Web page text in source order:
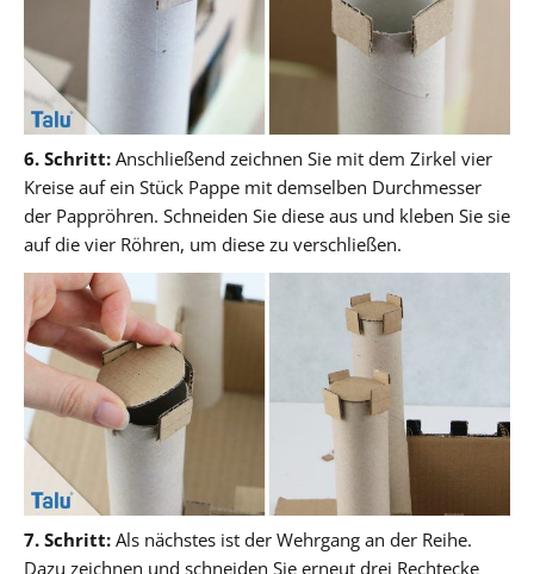
6. Schritt: Anschließend zeichnen Sie mit dem Zirkel vier
Kreise auf ein Stück Pappe mit demselben Durchmesser
der Pappröhren. Schneiden Sie diese aus und kleben Sie sie
auf die vier Röhren, um diese zu verschließen.
7. Schritt: Als nächstes ist der Wehrgang an der Reihe.
Dazu zeichnen und schneiden Sie erneut drei Rechtecke